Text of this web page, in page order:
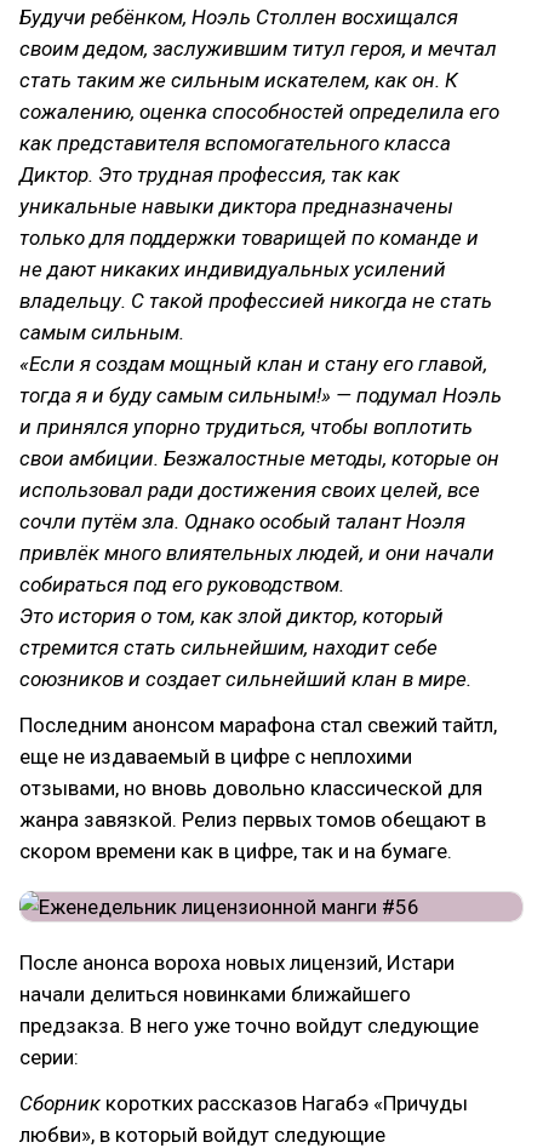
Будучи ребёнком, Ноэль Столлен восхищался
своим дедом, заслужившим титул героя, и мечтал
стать таким же сильным искателем, как он. К
сожалению, оценка способностей определила его
как представителя вспомогательного класса
Диктор. Это трудная профессия, так как
уникальные навыки диктора предназначены
только для поддержки товарищей по команде и
не дают никаких индивидуальных усилений
владельцу. С такой профессией никогда не стать
самым сильным.
«Если я создам мощный клан и стану его главой,
тогда я и буду самым сильным!» — подумал Ноэль
и принялся упорно трудиться, чтобы воплотить
свои амбиции. Безжалостные методы, которые он
использовал ради достижения своих целей, все
сочли путём зла. Однако особый талант Ноэля
привлёк много влиятельных людей, и они начали
собираться под его руководством.
Это история о том, как злой диктор, который
стремится стать сильнейшим, находит себе
союзников и создает сильнейший клан в мире.
Последним анонсом марафона стал свежий тайтл,
еще не издаваемый в цифре с неплохими
отзывами, но вновь довольно классической для
жанра завязкой. Релиз первых томов обещают в
скором времени как в цифре, так и на бумаге.
После анонса вороха новых лицензий, Истари
начали делиться новинками ближайшего
предзакза. В него уже точно войдут следующие
серии:
Сборник коротких рассказов Нагабэ «Причуды
любви», в который войдут следующие